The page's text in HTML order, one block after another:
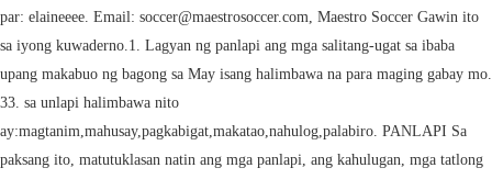
par: elaineeee. Email: soccer@maestrosoccer.com, Maestro Soccer Gawin ito
sa iyong kuwaderno.1. Lagyan ng panlapi ang mga salitang-ugat sa ibaba
upang makabuo ng bagong sa May isang halimbawa na para maging gabay mo.
33. sa unlapi halimbawa nito
ay:magtanim,mahusay,pagkabigat,makatao,nahulog,palabiro. PANLAPI Sa
paksang ito, matutuklasan natin ang mga panlapi, ang kahulugan, mga tatlong